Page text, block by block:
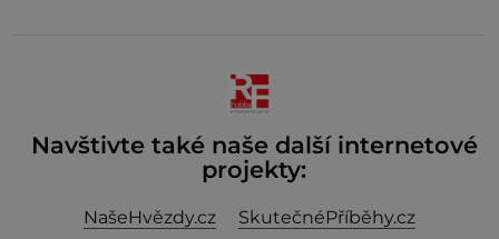
Navštivte také naše další internetové
projekty:
NašeHvězdy.cz
SkutečnéPříběhy.cz